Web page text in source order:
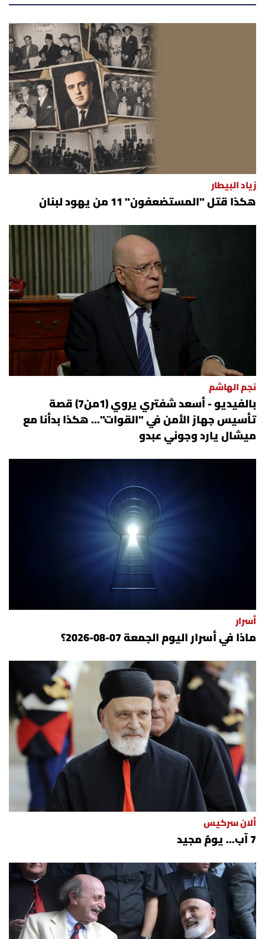
زياد البيطار
هكذا قتل "المستضعفون" 11 من يهود لبنان
نجم الهاشم
بالفيديو - أسعد شفتري يروي (1من7) قصة
تأسيس جهاز الأمن في "القوات"... هكذا بدأنا مع
ميشال يارد وجوني عبدو
أسرار
ماذا في أسرار اليوم الجمعة 07-08-2026؟
ألان سركيس
7 آب... يومٌ مجيد